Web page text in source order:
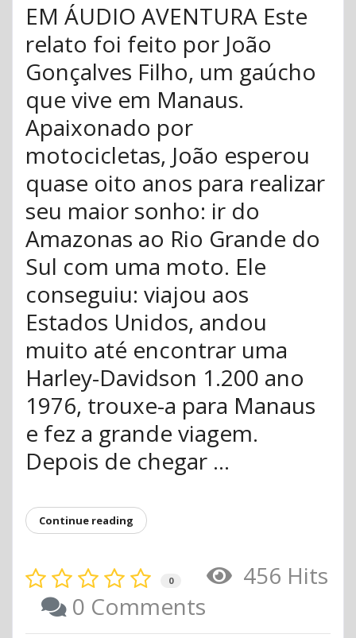
EM ÁUDIO AVENTURA Este
relato foi feito por João
Gonçalves Filho, um gaúcho
que vive em Manaus.
Apaixonado por
motocicletas, João esperou
quase oito anos para realizar
seu maior sonho: ir do
Amazonas ao Rio Grande do
Sul com uma moto. Ele
conseguiu: viajou aos
Estados Unidos, andou
muito até encontrar uma
Harley-Davidson 1.200 ano
1976, trouxe-a para Manaus
e fez a grande viagem.
Depois de chegar ...
Continue reading
0
456 Hits
0 Comments